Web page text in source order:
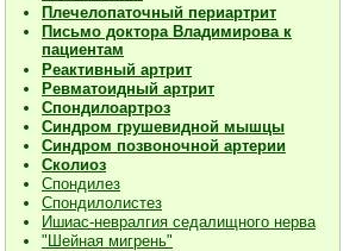
Плечелопаточный периартрит
Письмо доктора Владимирова к
пациентам
Реактивный артрит
Ревматоидный артрит
Спондилоартроз
Синдром грушевидной мышцы
Синдром позвоночной артерии
Сколиоз
Спондилез
Спондилолистез
Ишиас-невралгия седалищного нерва
"Шейная мигрень"